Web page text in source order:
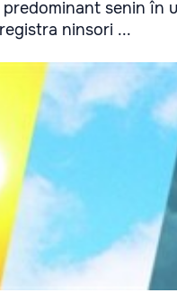
senin în
ninsori ...